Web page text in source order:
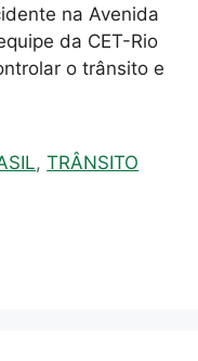
na Avenida
da CET-Rio
o trânsito e
,TRÂNSITO